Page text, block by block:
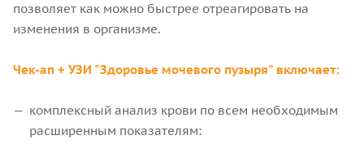
позволяет как можно быстрее отреагировать на
изменения в организме.
Чек-ап + УЗИ "Здоровье мочевого пузыря" включает:
комплексный анализ крови по всем необходимым
расширенным показателям: